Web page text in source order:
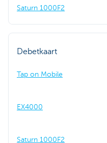
Saturn 1000F2
Debetkaart
Tap on Mobile
EX4000
Saturn 1000F2